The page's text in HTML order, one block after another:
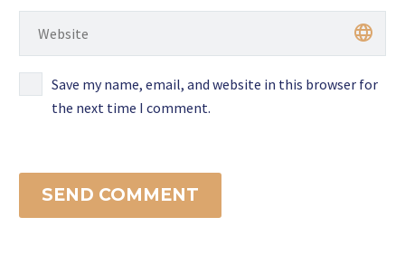
Save my name, email, and website in this browser for
the next time I comment.
SEND COMMENT